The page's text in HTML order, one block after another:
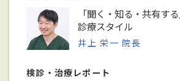
「聞く・知る・共有す
診療スタイル
井上 栄一 院長
検診・治療レポート